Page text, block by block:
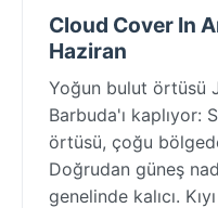
Cloud Cover In
Haziran
Yoğun bulut örtüsü
Barbuda'ı kaplıyor:
örtüsü, çoğu
Doğrudan güneş
genelinde kalıcı.